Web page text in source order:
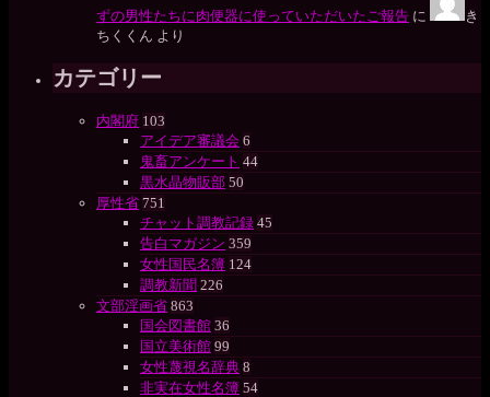
ずの男性たちに肉便器に使っていただいたご報告 に
き
ちくくん より
カテゴリー
内閣府 103
アイデア審議会 6
鬼畜アンケート 44
黒水晶物販部 50
厚性省 751
チャット調教記録 45
告白マガジン 359
女性国民名簿 124
調教新聞 226
文部淫画省 863
国会図書館 36
国立美術館 99
女性蔑視名辞典 8
非実在女性名簿 54